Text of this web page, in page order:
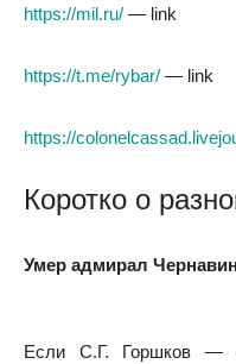
https://mil.ru/ — link
https://t.me/rybar/ — link
https://
Коротко о
Умер адмирал Чернавин
Если С.Г. Горшков —